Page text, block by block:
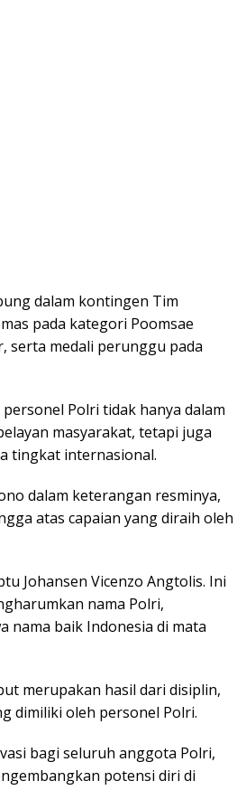
dalam kontingen Tim
pada kategori Poomsae
serta medali perunggu pada
Polri tidak hanya dalam
masyarakat, tetapi juga
tingkat internasional.
dalam keterangan resminya,
atas capaian yang diraih oleh
Johansen Vicenzo Angtolis. Ini
nama Polri,
nama baik Indonesia di mata
merupakan hasil dari disiplin,
dimiliki oleh personel Polri.
bagi seluruh anggota Polri,
potensi diri di